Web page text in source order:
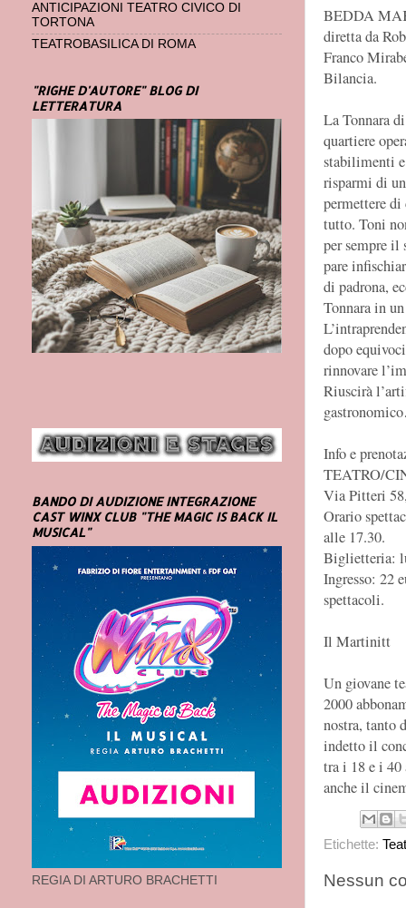
BEDDA
diretta da
Franco
Bilancia.
La Tonnara
quartiere
stabilimenti
risparmi di
permettere
tutto. Toni
per sempre
pare
di padrona,
Tonnara in
dopo
rinnovare
Riuscirà
Info e
TEATRO/
Via Pitteri
Orario
alle 17.30.
Biglietteria:
Ingresso: 22
spettacoli.
Il Martinitt
Un giovane
2000
nostra, tanto
indetto il
tra i 18 e i 40
anche il
Etichette:
Nessun
ANTICIPAZIONI TEATRO CIVICO DI
TORTONA
TEATROBASILICA DI ROMA
"RIGHE D'AUTORE" BLOG DI
LETTERATURA
BANDO DI AUDIZIONE INTEGRAZIONE
CAST WINX CLUB "THE MAGIC IS BACK IL
MUSICAL"
REGIA DI ARTURO BRACHETTI